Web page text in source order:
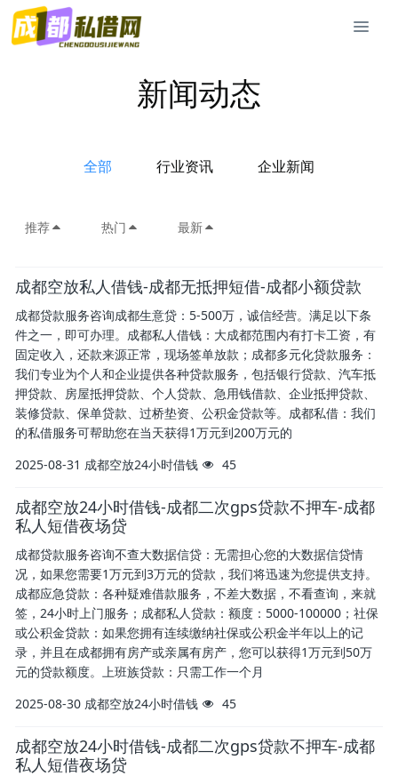
新闻动态
全部 行业资讯 企业新闻
推荐 热门 最新
成都空放私人借钱-成都无抵押短借-成都小额贷款
成都贷款服务咨询成都生意贷：5-500万，诚信经营。满足以下条
件之一，即可办理。成都私人借钱：大成都范围内有打卡工资，有
固定收入，还款来源正常，现场签单放款；成都多元化贷款服务：
我们专业为个人和企业提供各种贷款服务，包括银行贷款、汽车抵
押贷款、房屋抵押贷款、个人贷款、急用钱借款、企业抵押贷款、
装修贷款、保单贷款、过桥垫资、公积金贷款等。成都私借：我们
的私借服务可帮助您在当天获得1万元到200万元的
2025-08-31 成都空放24小时借钱 45
成都空放24小时借钱-成都二次gps贷款不押车-成都
私人短借夜场贷
成都贷款服务咨询不查大数据信贷：无需担心您的大数据信贷情
况，如果您需要1万元到3万元的贷款，我们将迅速为您提供支持。
成都应急贷款：各种疑难借款服务，不差大数据，不看查询，来就
签，24小时上门服务；成都私人贷款：额度：5000-100000；社保
或公积金贷款：如果您拥有连续缴纳社保或公积金半年以上的记
录，并且在成都拥有房产或亲属有房产，您可以获得1万元到50万
元的贷款额度。上班族贷款：只需工作一个月
2025-08-30 成都空放24小时借钱 45
成都空放24小时借钱-成都二次gps贷款不押车-成都
私人短借夜场贷